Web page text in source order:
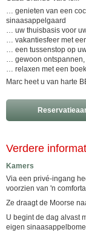
… genieten van een
sinaasappelgaard
… uw thuisbasis voor
… vakantiesfeer met
… een tussenstop op
… gewoon ontspannen,
… relaxen met een
Marc heet u van harte
Verdere
Kamers
Via een privé-ingang
voorzien van 'n
Ze draagt de Moorse
U begint de dag alvast
eigen